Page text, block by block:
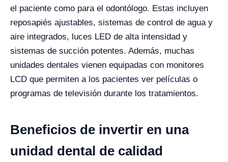
el paciente como para el odontólogo. Estas incluyen
reposapiés ajustables, sistemas de control de agua y
aire integrados, luces LED de alta intensidad y
sistemas de succión potentes. Además, muchas
unidades dentales vienen equipadas con monitores
LCD que permiten a los pacientes ver películas o
programas de televisión durante los tratamientos.
Beneficios de invertir en una
unidad dental de calidad